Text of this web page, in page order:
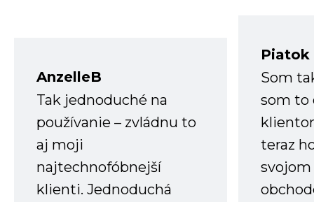
AnzelleB
Tak jednoduché na
používanie – zvládnu to
aj moji
najtechnofóbnejší
klienti. Jednoduchá
Piatok
Som
som to
teraz